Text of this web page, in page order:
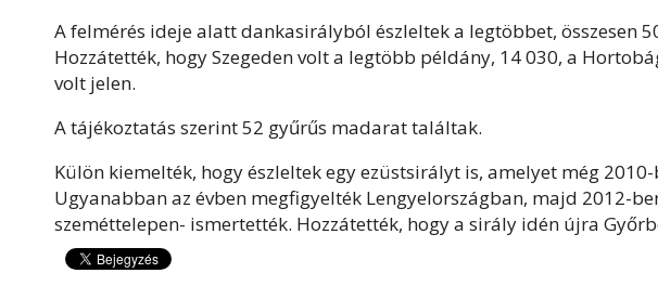
A felmérés ideje alatt dankasirályból észleltek a legtöbbet, összesen
Hozzátették, hogy Szegeden volt a legtöbb példány, 14 030, a
volt jelen.
A tájékoztatás szerint 52 gyűrűs madarat találtak.
Külön kiemelték, hogy észleltek egy ezüstsirályt is, amelyet még
Ugyanabban az évben megfigyelték Lengyelországban, majd 2012-
szeméttelepen- ismertették. Hozzátették, hogy a sirály idén újra